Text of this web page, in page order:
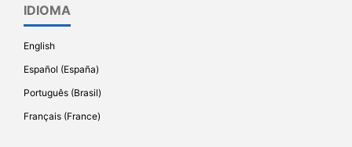
IDIOMA
English
Español (España)
Português (Brasil)
Français (France)